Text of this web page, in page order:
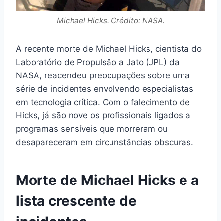
Michael Hicks. Crédito: NASA.
A recente morte de Michael Hicks, cientista do
Laboratório de Propulsão a Jato (JPL) da
NASA, reacendeu preocupações sobre uma
série de incidentes envolvendo especialistas
em tecnologia crítica. Com o falecimento de
Hicks, já são nove os profissionais ligados a
programas sensíveis que morreram ou
desapareceram em circunstâncias obscuras.
Morte de Michael Hicks e a
lista crescente de